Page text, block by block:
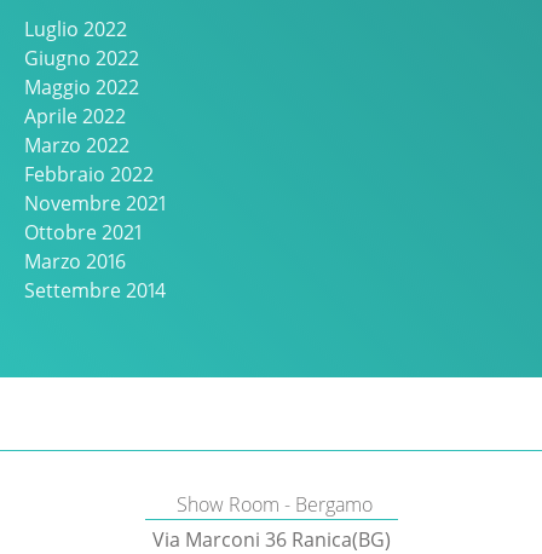
Luglio 2022
Giugno 2022
Maggio 2022
Aprile 2022
Marzo 2022
Febbraio 2022
Novembre 2021
Ottobre 2021
Marzo 2016
Settembre 2014
Show Room - Bergamo
Via Marconi 36 Ranica(BG)